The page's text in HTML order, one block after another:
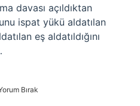
davası açıldıktan
ispat yükü aldatılan
eş aldatıldığını
Bırak